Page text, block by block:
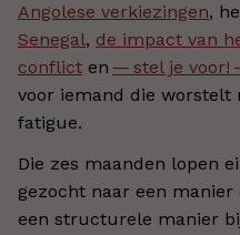
Angolese verkiezingen,
Senegal, de impact van
conflict en — stel je voor!
voor iemand die worstelt
fatigue.
Die zes maanden lopen
gezocht naar een
een structurele manier